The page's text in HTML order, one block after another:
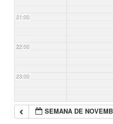
21:00
22:00
23:00
SEMANA DE